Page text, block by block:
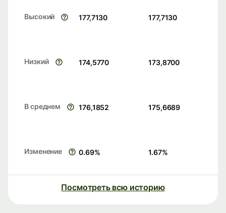
Высокий 177,7130 177,7130
Низкий 174,5770 173,8700
В среднем 176,1852 175,6689
Изменение 0.69% 1.67%
Посмотреть всю историю